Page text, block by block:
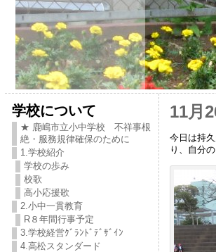
学校について
★ 鹿嶋市立小中学校 不祥事根
絶・服務規律確保のために
1.学校紹介
学校の歩み
校歌
高小応援歌
2.小中一貫教育
R８年間行事予定
3.学校経営ｸﾞﾗﾝﾄﾞﾃﾞｻﾞｲﾝ
4.高松スタンダード
11月
今日は持
り、自分